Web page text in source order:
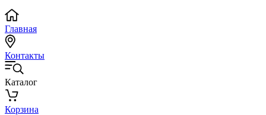
Главная
Контакты
Каталог
Корзина